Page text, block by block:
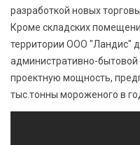
разработкой новых
Кроме складских
территории ООО "Ландис"
административно-
проектную мощность,
тыс.тонны мороженого в